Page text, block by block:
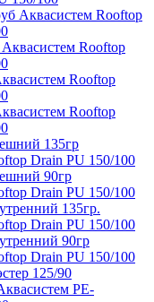
Аквасистем Rooftop
Rooftop
Rooftop
Rooftop
135гр
Drain PU 150/100
90гр
Drain PU 150/100
135гр.
Drain PU 150/100
90гр
Drain PU 150/100
125/90
PE-